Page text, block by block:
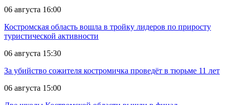
06 августа 16:00
Костромская область вошла в тройку лидеров по приросту
туристической активности
06 августа 15:30
За убийство сожителя костромичка проведёт в тюрьме 11 лет
06 августа 15:00